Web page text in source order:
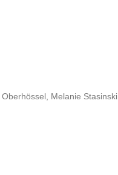
Melanie Stasinski,